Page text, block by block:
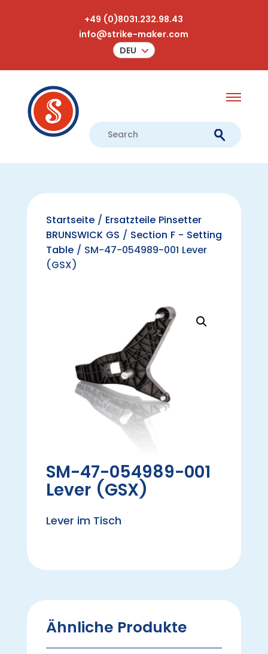
+49 (0)8031.232.98.43
info@strike-maker.com
DEU
Startseite/ Ersatzteile Pinsetter
BRUNSWICK GS / Section F - Setting
Table/ SM-47-054989-001 Lever
(GSX)
SM-47-054989-001
Lever (GSX)
Lever im Tisch
Ähnliche Produkte